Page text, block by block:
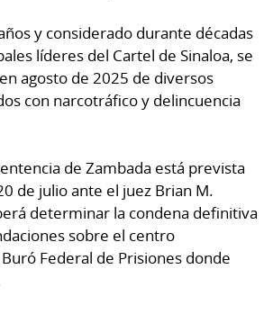
y considerado durante décadas
líderes del Cartel de Sinaloa, se
agosto de 2025 de diversos
con narcotráfico y delincuencia
de Zambada está prevista
de julio ante el juez Brian M.
determinar la condena definitiva
sobre el centro
Federal de Prisiones donde